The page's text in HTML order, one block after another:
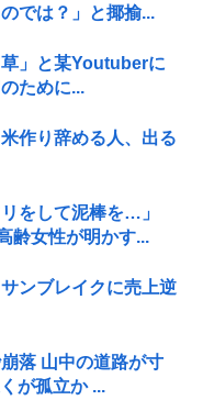
では？」と揶揄...
草」と某Youtuberに
ために...
作り辞める人、出る
をして泥棒を…」
齢女性が明かす...
ンブレイクに売上逆
落 山中の道路が寸
が孤立か ...